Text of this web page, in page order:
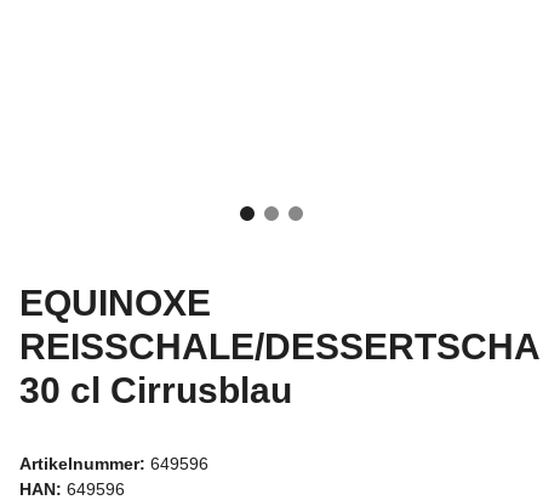
EQUINOXE
REISSCHALE/
30 cl Cirrusblau
Artikelnummer: 649596
HAN: 649596